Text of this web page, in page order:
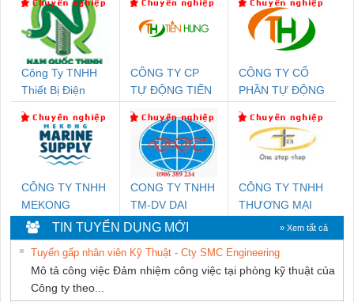
Công Ty TNHH
Thiết Bị Điện
CÔNG TY CP
TỰ ĐỘNG TIẾN
CÔNG TY CỔ
PHẦN TỰ ĐỘNG
CÔNG TY TNHH
MEKONG
MARINE SUPPLY
CONG TY TNHH
TM-DV DAI
DONG THANH
CÔNG TY TNHH
THƯƠNG MẠI
THIÊN ÂN VIỆT
NAM
TIN TUYỂN DỤNG MỚI » Xem tất cả
Tuyển gấp nhân viên Kỹ Thuật - Cty SMC Engineering
Mô tả công việc Đảm nhiệm công việc tại phòng kỹ thuật của
Công ty theo...